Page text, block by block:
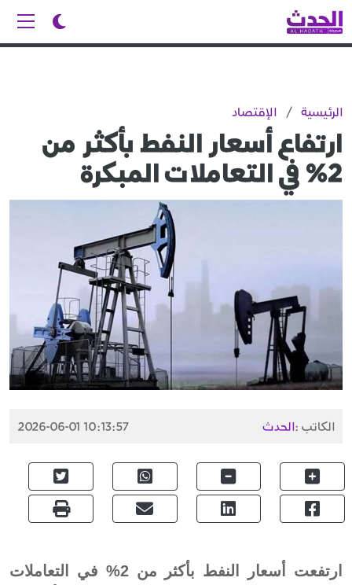
الرئيسية / الإقتصاد
ارتفاع أسعار النفط بأكثر من
2% في التعاملات المبكرة
الكاتب :الحدث 2026-06-01 10:13:57
ارتفعت أسعار النفط بأكثر من 2% في التعاملات